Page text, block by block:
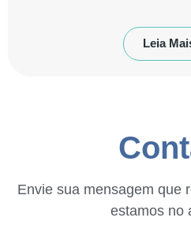
Leia
Envie sua mensagem que
estamos no